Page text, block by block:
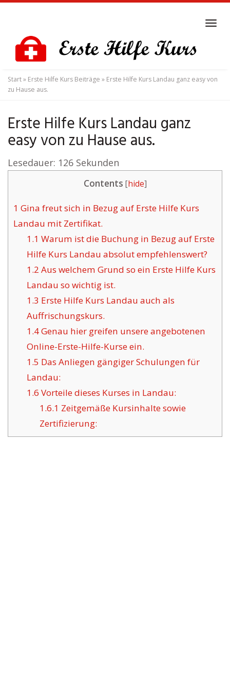
content
Start» Erste Hilfe Kurs Beiträge » Erste Hilfe Kurs Landau ganz easy von
zu Hause aus.
Erste Hilfe Kurs Landau ganz
easy von zu Hause aus.
Lesedauer: 126 Sekunden
Contents [hide]
1 Gina freut sich in Bezug auf Erste Hilfe Kurs
Landau mit Zertifikat.
1.1 Warum ist die Buchung in Bezug auf Erste
Hilfe Kurs Landau absolut empfehlenswert?
1.2 Aus welchem Grund so ein Erste Hilfe Kurs
Landau so wichtig ist.
1.3 Erste Hilfe Kurs Landau auch als
Auffrischungskurs.
1.4Genau hier greifen unsere angebotenen
Online-Erste-Hilfe-Kurse ein.
1.5 Das Anliegen gängiger Schulungen für
Landau:
1.6 Vorteile dieses Kurses in Landau:
1.6.1 Zeitgemäße Kursinhalte sowie
Zertifizierung: